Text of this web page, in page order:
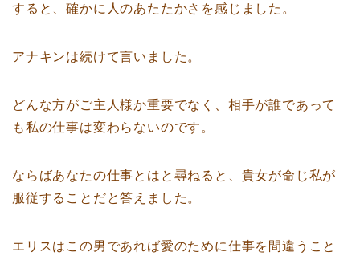
すると、確かに人のあたたかさを感じました。
アナキンは続けて言いました。
どんな方がご主人様か重要でなく、相手が誰であって
も私の仕事は変わらないのです。
ならばあなたの仕事とはと尋ねると、貴女が命じ私が
服従することだと答えました。
エリスはこの男であれば愛のために仕事を間違うこと